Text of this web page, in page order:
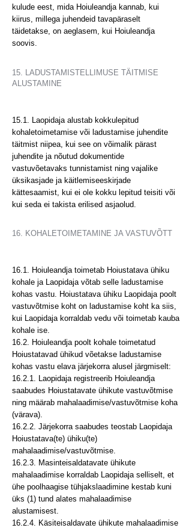
kulude eest, mida Hoiuleandja kannab, kui
kiirus, millega juhendeid tavapäraselt
täidetakse, on aeglasem, kui Hoiuleandja
soovis.
15. LADUSTAMISTELLIMUSE TÄITMISE
ALUSTAMINE
15.1. Laopidaja alustab kokkulepitud
kohaletoimetamise või ladustamise juhendite
täitmist niipea, kui see on võimalik pärast
juhendite ja nõutud dokumentide
vastuvõetavaks tunnistamist ning vajalike
üksikasjade ja käitlemiseeskirjade
kättesaamist, kui ei ole kokku lepitud teisiti või
kui seda ei takista erilised asjaolud.
16. KOHALETOIMETAMINE JA VASTUVÕTT
16.1. Hoiuleandja toimetab Hoiustatava ühiku
kohale ja Laopidaja võtab selle ladustamise
kohas vastu. Hoiustatava ühiku Laopidaja poolt
vastuvõtmise koht on ladustamise koht ka siis,
kui Laopidaja korraldab vedu või toimetab kauba
kohale ise.
16.2. Hoiuleandja poolt kohale toimetatud
Hoiustatavad ühikud võetakse ladustamise
kohas vastu elava järjekorra alusel järgmiselt:
16.2.1. Laopidaja registreerib Hoiuleandja
saabudes Hoiustatavate ühikute vastuvõtmise
ning määrab mahalaadimise/vastuvõtmise koha
(värava).
16.2.2. Järjekorra saabudes teostab Laopidaja
Hoiustatava(te) ühiku(te)
mahalaadimise/vastuvõtmise.
16.2.3. Masinteisaldatavate ühikute
mahalaadimise korraldab Laopidaja selliselt, et
ühe poolhaagise tühjakslaadimine kestab kuni
üks (1) tund alates mahalaadimise
alustamisest.
16.2.4. Käsiteisaldavate ühikute mahalaadimise